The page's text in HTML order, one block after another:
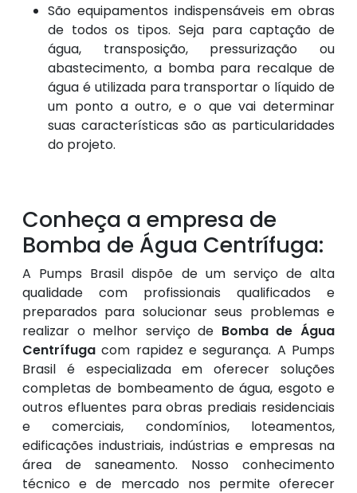
São equipamentos indispensáveis em obras
de todos os tipos. Seja para captação de
água, transposição, pressurização ou
abastecimento, a bomba para recalque de
água é utilizada para transportar o líquido de
um ponto a outro, e o que vai determinar
suas características são as particularidades
do projeto.
Conheça a empresa de
Bomba de Água Centrífuga:
A Pumps Brasil dispõe de um serviço de alta
qualidade com profissionais qualificados e
preparados para solucionar seus problemas e
realizar o melhor serviço de Bomba de Água
Centrífuga com rapidez e segurança. A Pumps
Brasil é especializada em oferecer soluções
completas de bombeamento de água, esgoto e
outros efluentes para obras prediais residenciais
e comerciais, condomínios, loteamentos,
edificações industriais, indústrias e empresas na
área de saneamento. Nosso conhecimento
técnico e de mercado nos permite oferecer